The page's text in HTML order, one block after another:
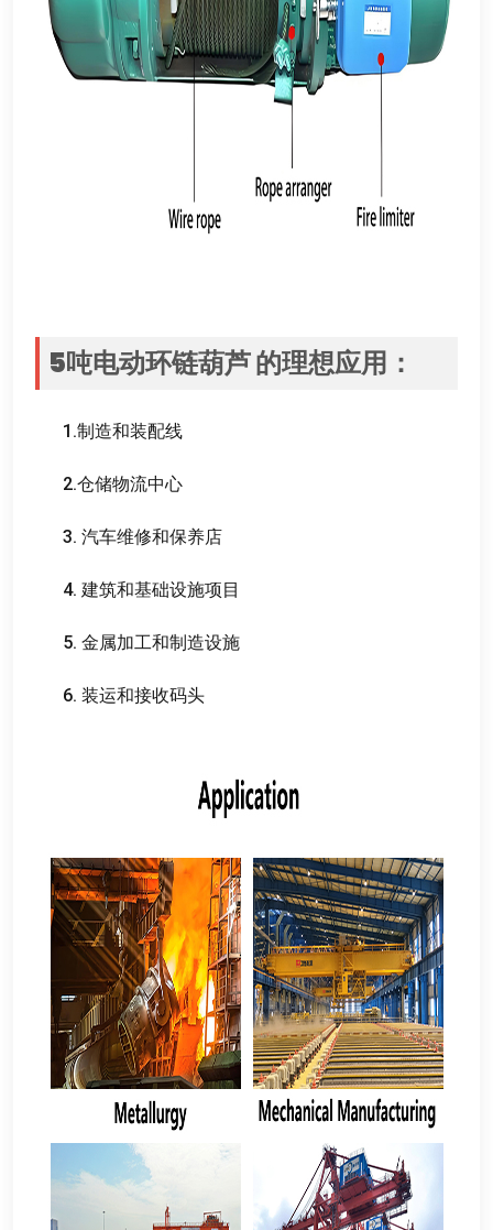
5吨电动环链葫芦的理想应用 ：
1.制造和装配线
2.仓储物流中心
3. 汽车维修和保养店
4. 建筑和基础设施项目
5. 金属加工和制造设施
6. 装运和接收码头